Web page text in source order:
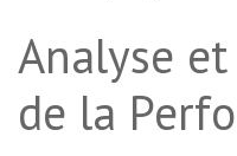
Analyse
de la